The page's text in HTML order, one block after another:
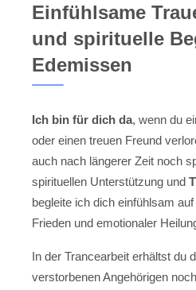
Einfühlsame
und spirituelle
Edemissen
Ich bin für dich da, wenn du
oder einen treuen Freund
auch nach längerer Zeit noch
spirituellen Unterstützung und
begleite ich dich einfühlsam
Frieden und emotionaler
In der Trancearbeit erhältst du
verstorbenen Angehörigen